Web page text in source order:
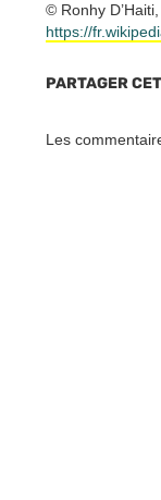
© Ronhy D’Haiti,
https://
PARTAGER
Les